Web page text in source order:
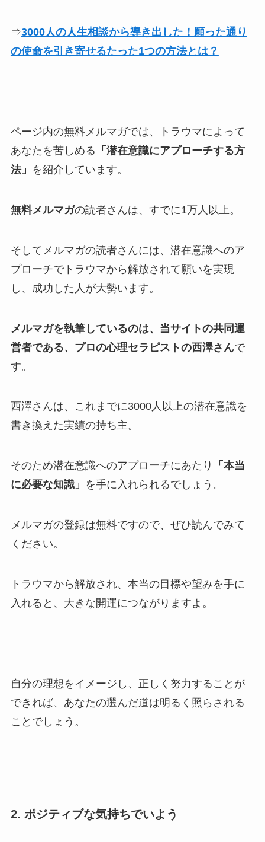
⇒3000人の人生相談から導き出した！願った通り
の使命を引き寄せるたった1つの方法とは？
ページ内の無料メルマガでは、トラウマによって
あなたを苦しめる 「潜在意識にアプローチする方
法」 を紹介しています。
無料メルマガの読者さんは、すでに1万人以上。
そしてメルマガの読者さんには、潜在意識へのア
プローチでトラウマから解放されて願いを実現
し、成功した人が大勢います。
メルマガを執筆しているのは、当サイトの共同運
営者である、プロの心理セラピストの西澤さんで
す。
西澤さんは、これまでに3000人以上の潜在意識を
書き換えた実績の持ち主。
そのため潜在意識へのアプローチにあたり
「本当
に必要な知識」 を手に入れられるでしょう。
メルマガの登録は無料ですので、ぜひ読んでみて
ください。
トラウマから解放され、本当の目標や望みを手に
入れると、大きな開運につながりますよ。
自分の理想をイメージし、正しく努力することが
できれば、あなたの選んだ道は明るく照らされる
ことでしょう。
2. ポジティブな気持ちでいよう